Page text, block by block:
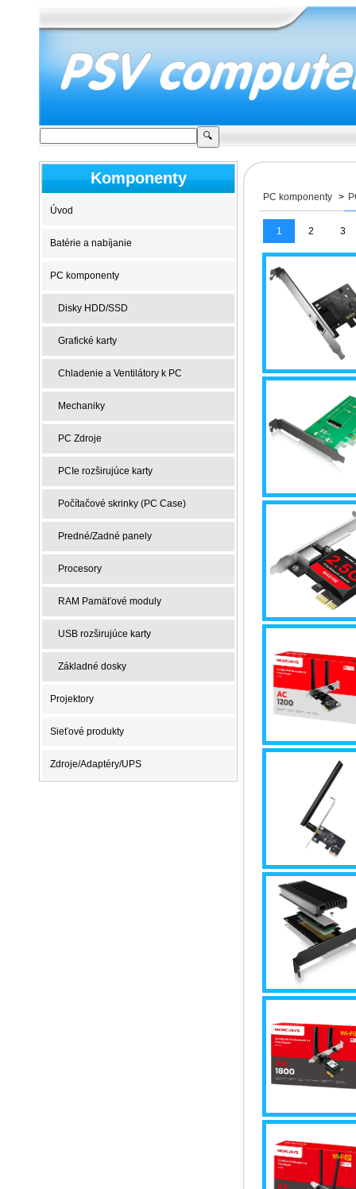
Komponenty
Úvod
Batérie a nabíjanie
PC komponenty
Disky HDD/SSD
Grafické karty
Chladenie a Ventilátory k PC
Mechaniky
PC Zdroje
PCIe rozširujúce karty
Počítačové skrinky (PC Case)
Predné/Zadné panely
Procesory
RAM Pamäťové moduly
USB rozširujúce karty
Základné dosky
Projektory
Sieťové produkty
Zdroje/Adaptéry/UPS
PC komponenty >
1 2 3